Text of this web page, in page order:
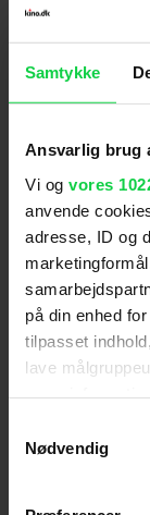
Samtykke
Ansvarlig brug
Vi og vores
anvende
adresse, ID og
på din enhed
tilpasset
lave
tilbage eller
Nødvendig
Premiere
Skuespillere:
Byrne,Hiam
Genre:Gyser
Instruktion:
Aldersmærke
Filmen er
Børn og
aldersmærket
manuskriptet
Scott Teems,
Halloween